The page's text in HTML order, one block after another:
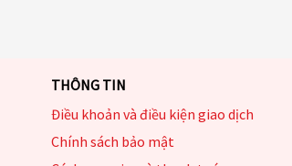
THÔNG TIN
Điều khoản và điều kiện giao dịch
Chính sách bảo mật